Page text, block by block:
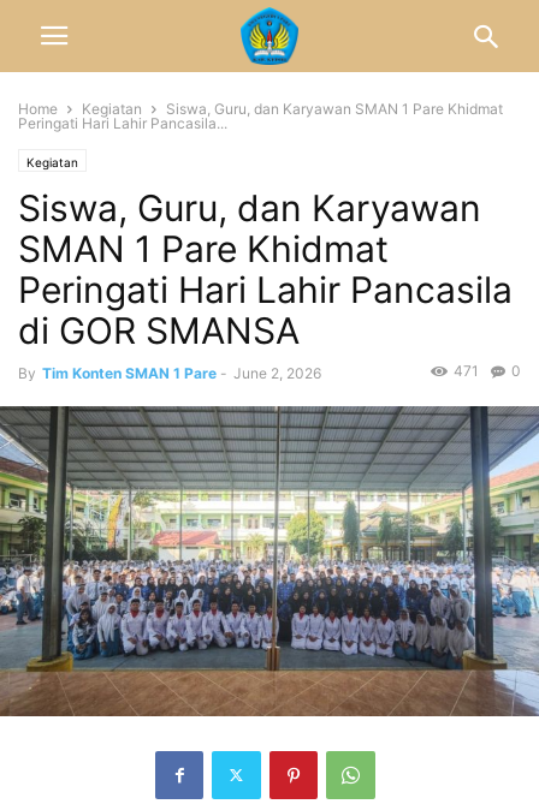
Home Kegiatan
Siswa, Guru, dan Karyawan SMAN 1 Pare Khidmat
Peringati Hari Lahir Pancasila...
Kegiatan
Siswa, Guru, dan Karyawan
SMAN 1 Pare Khidmat
Peringati Hari Lahir Pancasila
di GOR SMANSA
By Tim Konten SMAN 1 Pare - June 2, 2026 0
471